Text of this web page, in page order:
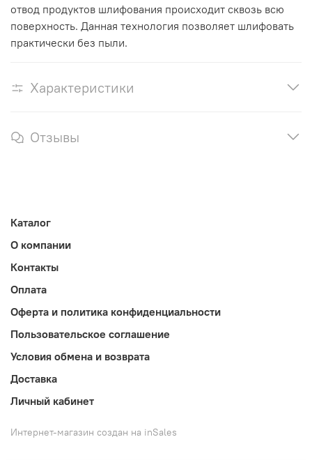
отвод продуктов шлифования происходит сквозь всю
поверхность. Данная технология позволяет шлифовать
практически без пыли.
Характеристики
Отзывы
Каталог
О компании
Контакты
Оплата
Оферта и политика конфиденциальности
Пользовательское соглашение
Условия обмена и возврата
Доставка
Личный кабинет
Интернет-магазин создан на inSales